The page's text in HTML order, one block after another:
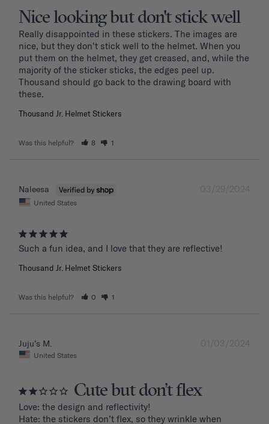
Nice looking but don't stick well
Really disappointed in these stickers. The images are
nice, but they don't stick well to the helmet. When you
put them on the helmet, they get creased, and, while the
majority of the sticker sticks, the edges peel up.
Thousand should go back to the drawing board with
these.
Thousand Jr. Helmet Stickers
Was this helpful? 8 1
03/29/2024
Naleesa
United States
Such a fun idea, and I love that they are reflective!
Thousand Jr. Helmet Stickers
Was this helpful? 0 1
01/03/2024
Juju’s M.
United States
Cute but don’t flex
Love: the design and reflectivity!
Hate: the stickers don’t flex, so they wrinkle when